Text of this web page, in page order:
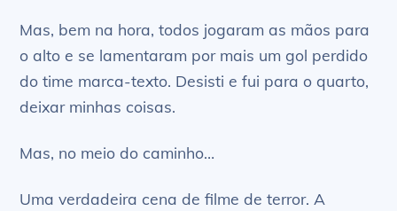
Mas, bem na hora, todos jogaram as mãos para
o alto e se lamentaram por mais um gol perdido
do time marca-texto. Desisti e fui para o quarto,
deixar minhas coisas.
Mas, no meio do caminho…
Uma verdadeira cena de filme de terror. A